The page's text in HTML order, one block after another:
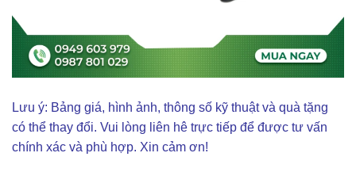
Lưu ý: Bảng giá, hình ảnh, thông số kỹ thuật và quà tặng
có thể thay đổi. Vui lòng liên hê trực tiếp để được tư vấn
chính xác và phù hợp. Xin cảm ơn!